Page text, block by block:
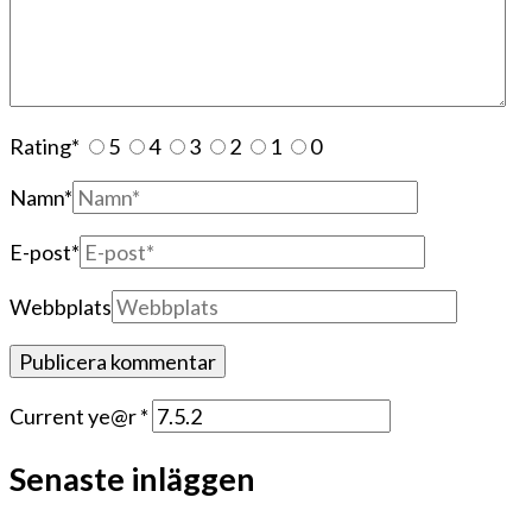
Rating* 5 4 3 2 1
0
Namn*
E-post*
Webbplats
Current ye@r*
Senaste inläggen